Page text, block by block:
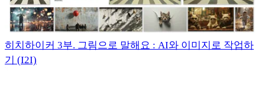
히치하이커 3부. 그림으로 말해요 : AI와 이미지로 작업하
기 (I2I)